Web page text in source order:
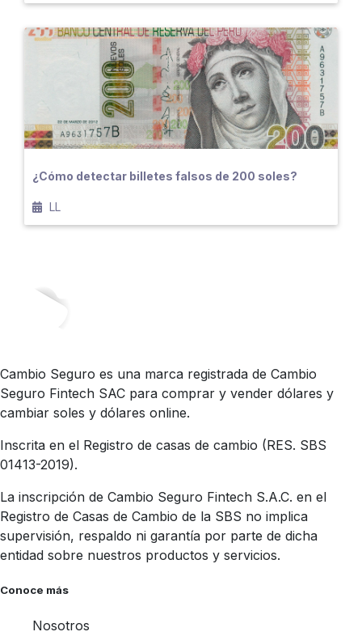
¿Cómo detectar billetes falsos de 200 soles?
LL
Cambio Seguro es una marca registrada de Cambio
Seguro Fintech SAC para comprar y vender dólares y
cambiar soles y dólares online.
Inscrita en el Registro de casas de cambio (RES. SBS
01413-2019).
La inscripción de Cambio Seguro Fintech S.A.C. en el
Registro de Casas de Cambio de la SBS no implica
supervisión, respaldo ni garantía por parte de dicha
entidad sobre nuestros productos y servicios.
Conoce más
Nosotros